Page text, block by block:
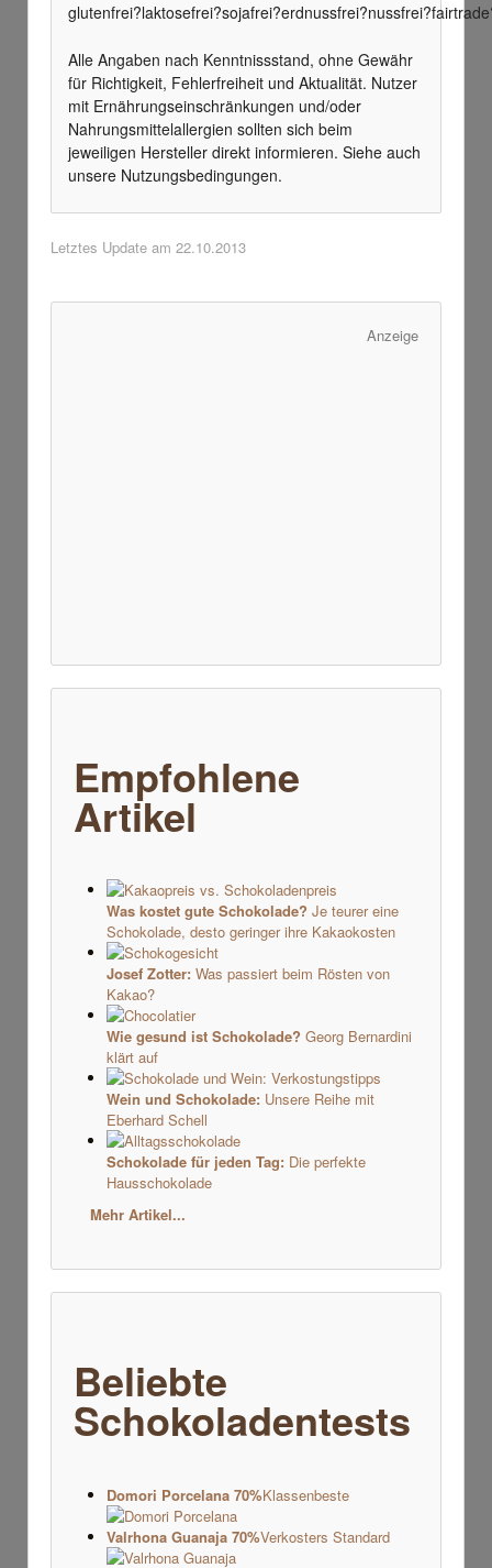
glutenfrei?laktosefrei?sojafrei?erdnussfrei?nussfrei?
Alle Angaben nach Kenntnissstand, ohne Gewähr
für Richtigkeit, Fehlerfreiheit und Aktualität. Nutzer
mit Ernährungseinschränkungen und/oder
Nahrungsmittelallergien sollten sich beim
jeweiligen Hersteller direkt informieren. Siehe auch
unsere Nutzungsbedingungen.
Letztes Update am 22.10.2013
Anzeige
Empfohlene
Artikel
Was kostet gute Schokolade? Je teurer eine
Schokolade, desto geringer ihre Kakaokosten
Josef Zotter:Was passiert beim Rösten von
Kakao?
Wie gesund ist Schokolade? Georg Bernardini
klärt auf
Wein und Schokolade:Unsere Reihe mit
Eberhard Schell
Schokolade für jeden Tag:Die perfekte
Hausschokolade
Mehr Artikel...
Beliebte
Schokoladentests
Domori Porcelana 70%Klassenbeste
Valrhona Guanaja 70%Verkosters Standard